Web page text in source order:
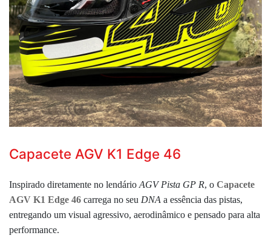
Capacete AGV K1 Edge 46
Inspirado diretamente no lendário AGV Pista GP R, o Capacete
AGV K1 Edge 46 carrega no seu DNA a essência das pistas,
entregando um visual agressivo, aerodinâmico e pensado para alta
performance.